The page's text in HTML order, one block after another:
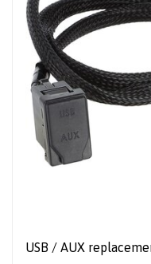
USB / AUX